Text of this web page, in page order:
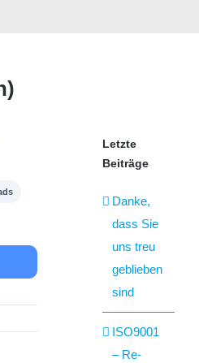
Letzte
Beiträge
Danke,
dass Sie
uns treu
geblieben
sind
ISO9001
– Re-